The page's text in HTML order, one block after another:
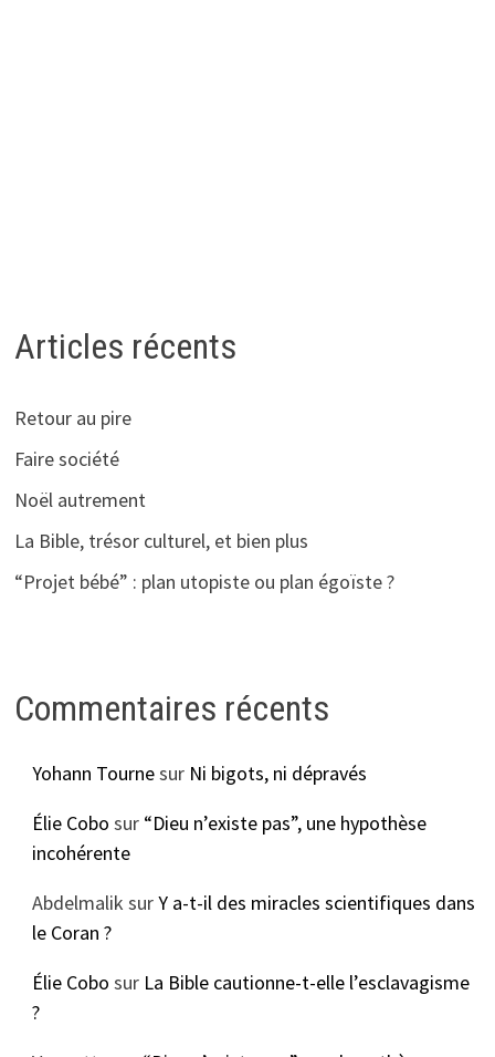
Articles récents
Retour au pire
Faire société
Noël autrement
La Bible, trésor culturel, et bien plus
“Projet bébé” : plan utopiste ou plan égoïste ?
Commentaires récents
Yohann Tournesur Ni bigots, ni dépravés
Élie Cobo sur “Dieu n’existe pas”, une hypothèse
incohérente
Abdelmalik surY a-t-il des miracles scientifiques dans
le Coran ?
Élie Cobo sur La Bible cautionne-t-elle l’esclavagisme
?